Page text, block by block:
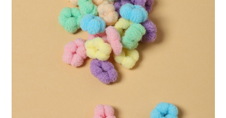
1.本服務係由「台灣大哥大股份有限公司」（以下簡稱本公司）所提供，讓
用戶於交易時，得透過本服務購買商品或服務，並由商店將買賣／分期付款
買賣價金債權讓與本公司後，依約使用本公司帳單繳交帳款。
2.基於同意付款使用「大哥付你分期」之契約關係目的，商店將以您的個人
資料（包含姓名、電話或地址）提供予台灣大哥大進項蒐集、處理及利用，
由本公司與您本人進行分期帳單所需資料之確認、核對及更正。
3.完整用戶服務條款，請詳閱以下連結：https://oppay.tw/userRule
ATM／網路銀行／等多元方式進行付款，方視為交易完成。
※ 請注意：結帳手續完成當下不需立刻繳費，但若您需要取消訂單，請聯絡
購買商品的店家。未經商家同意取消之訂單仍視為有效，需透過AFTEE先享
後付繳納相關費用。
※ 交易是否成功請以「AFTEE先享後付 」之結帳頁面顯示為準，若有關於
是否繳費成功／繳費後需取消欲退款等相關疑問，請聯繫「AFTEE先享後付
https://netprotections.freshdesk.com/support/home
１．透過由恩沛科技股份有限公司提供之「AFTEE先享後付」服務完成之交
權轉讓予恩沛科技股份有限公司。
２．關於個人資料處理事宜，請瀏覽以下網址：
https://aftee.tw/terms/#terms3
每筆NT$80，滿NT$1,500(含以上)免運費
每筆NT$80，滿NT$1,500(含以上)免運費
每筆NT$80，滿NT$1,500(含以上)免運費